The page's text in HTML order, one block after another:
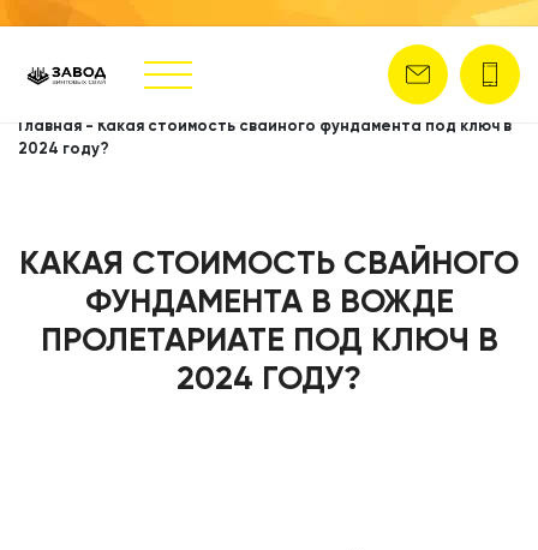
Главная - Какая стоимость свайного фундамента под ключ в
2024 году?
КАКАЯ СТОИМОСТЬ СВАЙНОГО
ФУНДАМЕНТА В ВОЖДЕ
ПРОЛЕТАРИАТЕ ПОД КЛЮЧ В
2024 ГОДУ?